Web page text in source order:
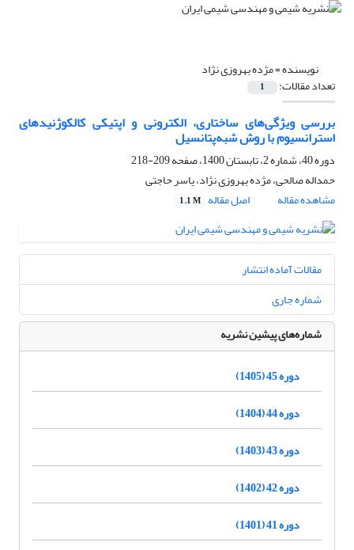
نویسنده =مژده بهروزی نژاد
تعداد مقالات: 1
بررسی ویژگی‌های ساختاری، الکترونی و اپتیکی کالکوژنیدهای
استرانسیوم با روش شبه‌پتانسیل
دوره 40، شماره 2، تابستان 1400، صفحه
209-218
حمداله صالحی، مژده بهروزی نژاد، یاسر حاجتی
مشاهده مقاله
اصل مقاله 1.1 M
مقالات آماده انتشار
شماره جاری
شماره‌های پیشین نشریه
دوره 45 (1405)
دوره 44 (1404)
دوره 43 (1403)
دوره 42 (1402)
دوره 41 (1401)